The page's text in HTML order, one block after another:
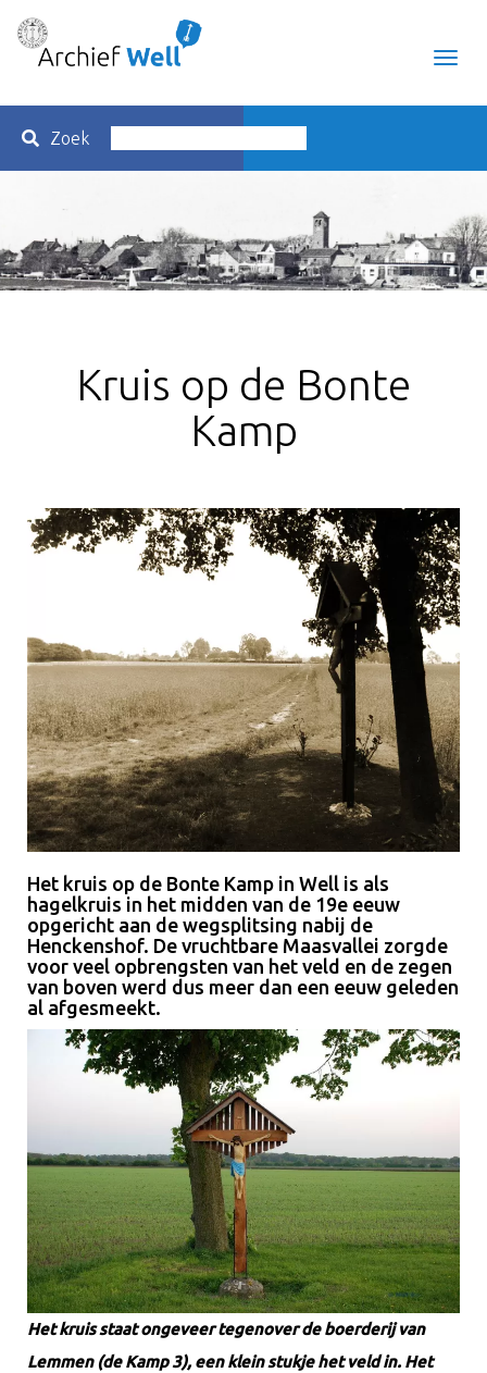
Zoek
Kruis op de Bonte
Kamp
Het kruis op de Bonte Kamp in Well is als
hagelkruis in het midden van de 19e eeuw
opgericht aan de wegsplitsing nabij de
Henckenshof. De vruchtbare Maasvallei zorgde
voor veel opbrengsten van het veld en de zegen
van boven werd dus meer dan een eeuw geleden
al afgesmeekt.
Het kruis staat ongeveer tegenover de boerderij van
Lemmen (de Kamp 3), een klein stukje het veld in. Het